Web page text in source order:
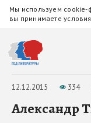
Мы используем cookie-
вы принимаете условия
12.12.2015 334
Александр